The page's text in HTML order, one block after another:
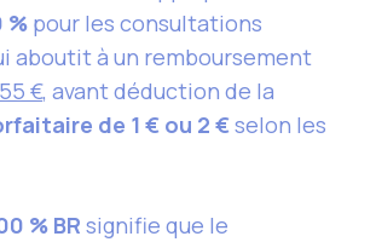
% pour les consultations
aboutit à un remboursement
€, avant déduction de la
de 1 € ou 2 € selon les
% BR signifie que le